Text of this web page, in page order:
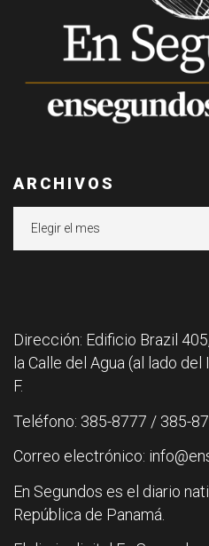
ARCHIVOS
Dirección: Edificio Brazil
la Calle del Agua (al lado
F.
Teléfono: 385-8777 / 385-
Correo electrónico:
En Segundos es el diario
República de Panamá.